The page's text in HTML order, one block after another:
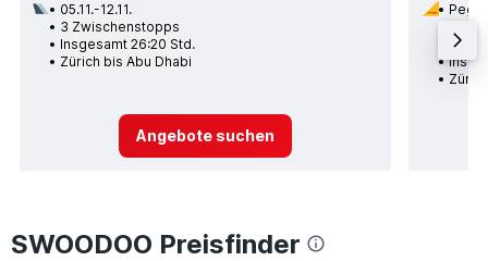
05.11.-12.11.
3 Zwischenstopps
Insgesamt 26:20 Std.
Zürich bis Abu Dhabi
Angebote suchen
1
SWOODOO Preisfinder